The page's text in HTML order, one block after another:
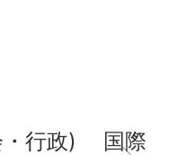
行政) 国際